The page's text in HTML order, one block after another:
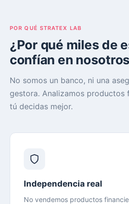
POR QUÉ STRATEX LAB
¿Por qué miles de
confían en
No somos un banco, ni una
gestora. Analizamos productos
tú decidas mejor.
Independencia real
No vendemos productos